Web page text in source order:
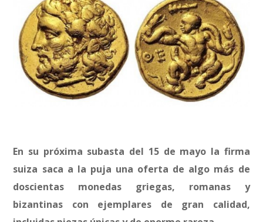
En su próxima subasta del 15 de mayo la firma
suiza saca a la puja una oferta de algo más de
doscientas monedas griegas, romanas y
bizantinas con ejemplares de gran calidad,